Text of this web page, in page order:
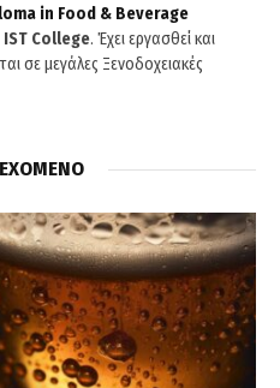
in Food & Beverage
IST College. Έχει εργασθεί και
σε μεγάλες Ξενοδοχειακές